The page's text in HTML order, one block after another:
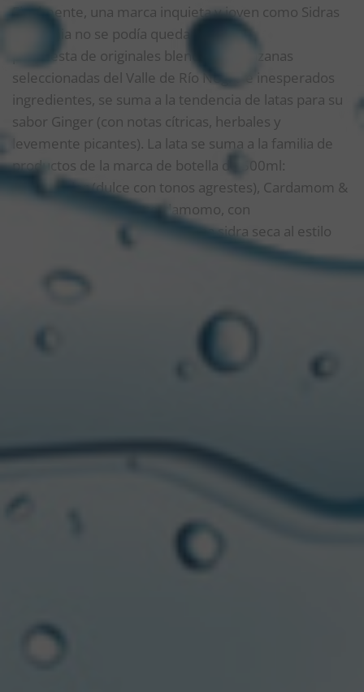
Finalmente, una marca inquieta y joven como Sidras
Pehuenia no se podía quedar atrás. La
propuesta de originales blends de manzanas
seleccionadas del Valle de Río Negro e inesperados
ingredientes, se suma a la tendencia de latas para su
sabor Ginger (con notas cítricas, herbales y
levemente picantes). La lata se suma a la familia de
productos de la marca de botella de 500ml:
Sweet Cider (dulce con tonos agrestes), Cardamom &
Cucumber (pepino y cardamomo, con
notas herbales) y Dry Cider (una sidra seca al estilo
TACC, por lo cual son aptas para celíacos.
BENEFICIOS DE LA LATA
Se trata de un formato práctico que logra enfriarse de
perfecta para uno o dos vasos. También es
ideal para disfrutar acompañado, lo que permite
incorporarla en nuevas ocasiones de consumo
por su practicidad para el traslado.
producción, es infinitamente reciclable,
mantiene la calidad del producto por largos períodos